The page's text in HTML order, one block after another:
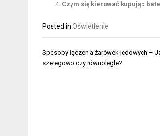
Czym się kierować kupując
Posted in Oświetlenie
Nawigacja
wpisu
Sposoby łączenia żarówek ledowych –
szeregowo czy równolegle?